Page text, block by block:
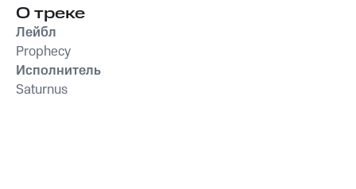
О треке
Лейбл
Prophecy
Исполнитель
Saturnus